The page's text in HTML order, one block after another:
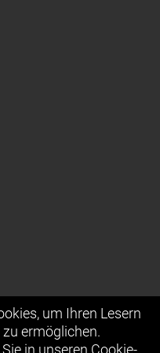
AXS, max. 46 Z.
E1 // SRAM Force
X, abgerundet,
X, abgerundet,
um Ihren Lesern
ermöglichen.
in unseren Cookie-